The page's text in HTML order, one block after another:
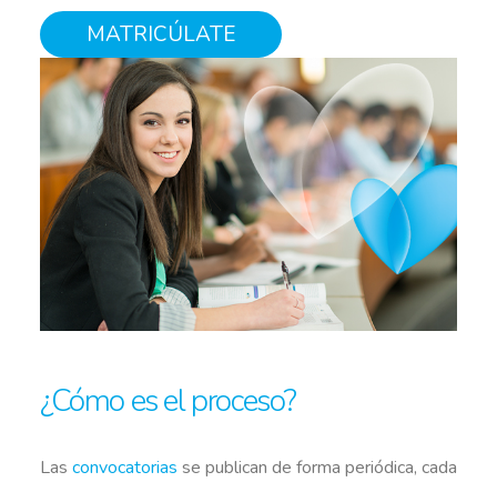
MATRICÚLATE
¿Cómo es el proceso?
Las convocatorias se publican de forma periódica, cada